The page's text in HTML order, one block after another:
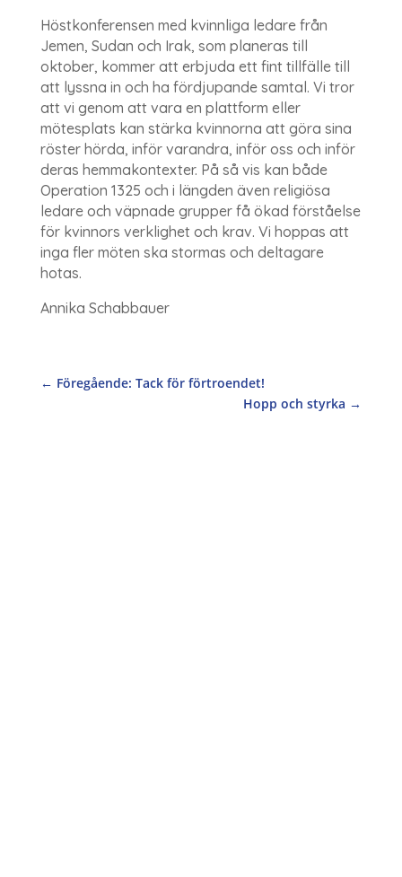
Höstkonferensen med kvinnliga ledare från
Jemen, Sudan och Irak, som planeras till
oktober, kommer att erbjuda ett fint tillfälle till
att lyssna in och ha fördjupande samtal. Vi tror
att vi genom att vara en plattform eller
mötesplats kan stärka kvinnorna att göra sina
röster hörda, inför varandra, inför oss och inför
deras hemmakontexter. På så vis kan både
Operation 1325 och i längden även religiösa
ledare och väpnade grupper få ökad förståelse
för kvinnors verklighet och krav. Vi hoppas att
inga fler möten ska stormas och deltagare
hotas.
Annika Schabbauer
← Föregående: Tack för förtroendet!
Hopp och styrka →